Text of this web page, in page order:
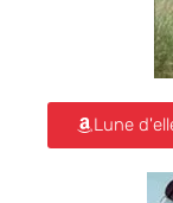
Lune